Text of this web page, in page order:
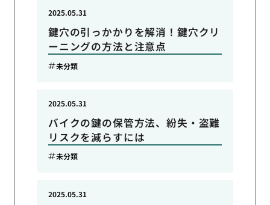
鍵穴の引っかかりを解消！鍵穴クリ
ーニングの方法と注意点
2025.05.31
未分類
バイクの鍵の保管方法、紛失・盗難
リスクを減らすには
2025.05.31
未分類
2025.05.31